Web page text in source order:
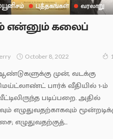
புத்தகங்கள் வரலாறு
என்னும் கலைப்
October 8, 2022
முன், வடக்கு
பார்க் வீதியில் 1-ம்
படிப்பறை. அதில்
எழுதுவதற்காகவும்
எழுதுவதற்குத்...